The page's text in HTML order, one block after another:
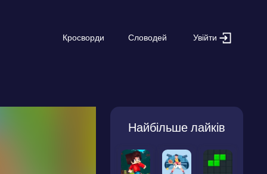
Кросворди Словодей Увійти
Найбільше лайків